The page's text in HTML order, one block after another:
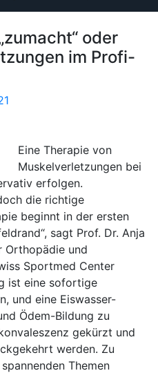
oder
im Profi-
Eine Therapie von
Muskelverletzungen bei
erfolgen.
die richtige
beginnt in der ersten
sagt Prof. Dr. Anja
Orthopädie und
Sportmed Center
ist eine sofortige
und eine Eiswasser-
Ödem-Bildung zu
gekürzt und
werden. Zu
Themen